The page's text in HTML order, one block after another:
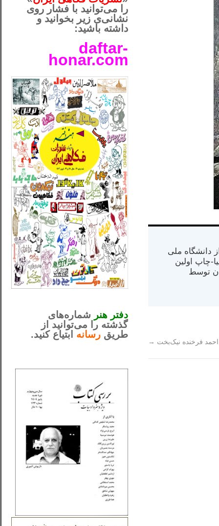
از دانشگاه ملی
در کالیفرنیا-چاپ اولین
در سال ۱۳۸۴ در ایران توسط
فرخنده نیک‌بخت →
را می‌توانید با فشار روی
نشانی‌ی زیر بخوانید و
داشته باشید:
daftar-
honar.com
دفتر هنر شماره‌های
گذشته را می‌توانید از
طریق رسانه ابتیاع کنید.